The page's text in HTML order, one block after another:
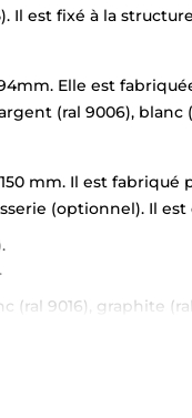
Il est fixé à la
Elle est
(ral 9006), blanc
mm. Il est
(optionnel). Il
9016), graphite (ral